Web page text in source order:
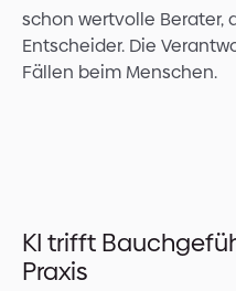
schon wertvolle Berater,
Entscheider. Die
Fällen beim Menschen.
KI trifft
Praxis